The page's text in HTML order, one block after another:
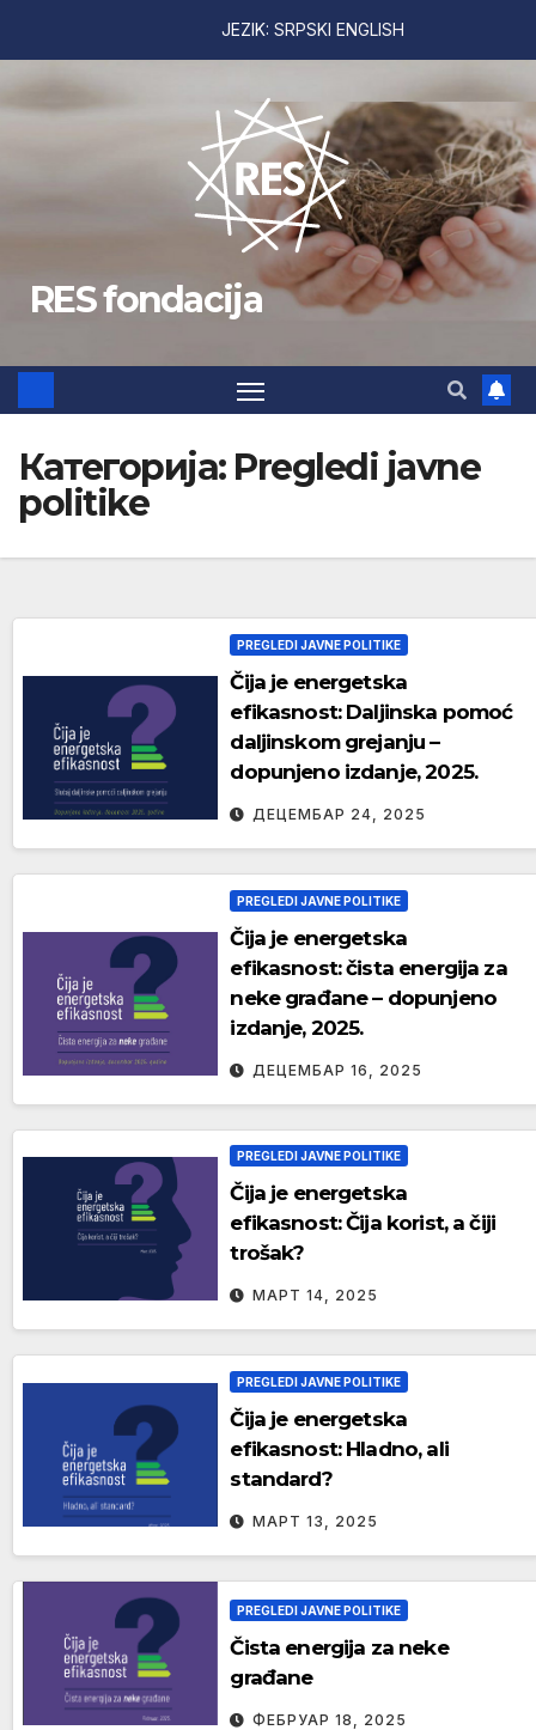
JEZIK:SRPSKI ENGLISH
to
RES fondacija
Категорија: Pregledi javne
politike
PREGLEDI JAVNE POLITIKE
Čija je energetska
efikasnost: Daljinska pomoć
daljinskom grejanju –
dopunjeno izdanje, 2025.
ДЕЦЕМБАР 24, 2025
PREGLEDI JAVNE POLITIKE
Čija je energetska
efikasnost: čista energija za
neke građane – dopunjeno
izdanje, 2025.
ДЕЦЕМБАР 16, 2025
PREGLEDI JAVNE POLITIKE
Čija je energetska
efikasnost: Čija korist, a čiji
trošak?
МАРТ 14, 2025
PREGLEDI JAVNE POLITIKE
Čija je energetska
efikasnost: Hladno, ali
standard?
МАРТ 13, 2025
PREGLEDI JAVNE POLITIKE
Čista energija za neke
građane
ФЕБРУАР 18, 2025